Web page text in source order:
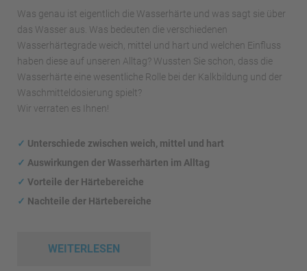
Was genau ist eigentlich die Wasserhärte und was sagt sie über
das Wasser aus. Was bedeuten die verschiedenen
Wasserhärtegrade weich, mittel und hart und welchen Einfluss
haben diese auf unseren Alltag? Wussten Sie schon, dass die
Wasserhärte eine wesentliche Rolle bei der Kalkbildung und der
Waschmitteldosierung spielt?
Wir verraten es Ihnen!
✓ Unterschiede zwischen weich, mittel und hart
✓ Auswirkungen der Wasserhärten im Alltag
✓ Vorteile der Härtebereiche
✓ Nachteile der Härtebereiche
WEITERLESEN